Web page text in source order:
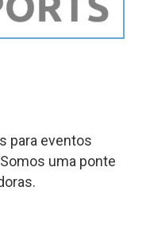
para eventos
uma ponte